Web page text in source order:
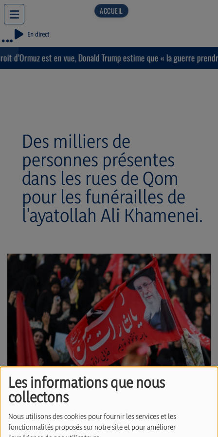
Les informations que nous
collectons
Nous utilisons des cookies pour fournir les services et les
fonctionnalités proposés sur notre site et pour améliorer
En direct
est en vue, Donald Trump estime que « la guerre prendra
Des milliers de
personnes présentes
dans les rues de Qom
pour les funérailles de
l'ayatollah Ali Khamenei.
07 juillet 2026
Des milliers de personnes descendent dans les